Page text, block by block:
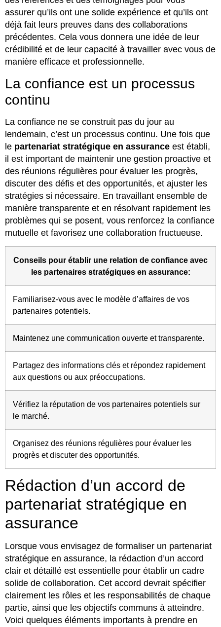
assurer qu’ils ont une solide expérience et qu’ils ont
déjà fait leurs preuves dans des collaborations
précédentes. Cela vous donnera une idée de leur
crédibilité et de leur capacité à travailler avec vous de
manière efficace et professionnelle.
La confiance est un processus
continu
La confiance ne se construit pas du jour au
lendemain, c’est un processus continu. Une fois que
le partenariat stratégique en assurance est établi,
il est important de maintenir une gestion proactive et
des réunions régulières pour évaluer les progrès,
discuter des défis et des opportunités, et ajuster les
stratégies si nécessaire. En travaillant ensemble de
manière transparente et en résolvant rapidement les
problèmes qui se posent, vous renforcez la confiance
mutuelle et favorisez une collaboration fructueuse.
Conseils pour établir une relation de confiance avec
les partenaires stratégiques en assurance:
Familiarisez-vous avec le modèle d’affaires de vos
partenaires potentiels.
Maintenez une communication ouverte et transparente.
Partagez des informations clés et répondez rapidement
aux questions ou aux préoccupations.
Vérifiez la réputation de vos partenaires potentiels sur
le marché.
Organisez des réunions régulières pour évaluer les
progrès et discuter des opportunités.
Rédaction d’un accord de
partenariat stratégique en
assurance
Lorsque vous envisagez de formaliser un partenariat
stratégique en assurance, la rédaction d’un accord
clair et détaillé est essentielle pour établir un cadre
solide de collaboration. Cet accord devrait spécifier
clairement les rôles et les responsabilités de chaque
partie, ainsi que les objectifs communs à atteindre.
Voici quelques éléments importants à prendre en